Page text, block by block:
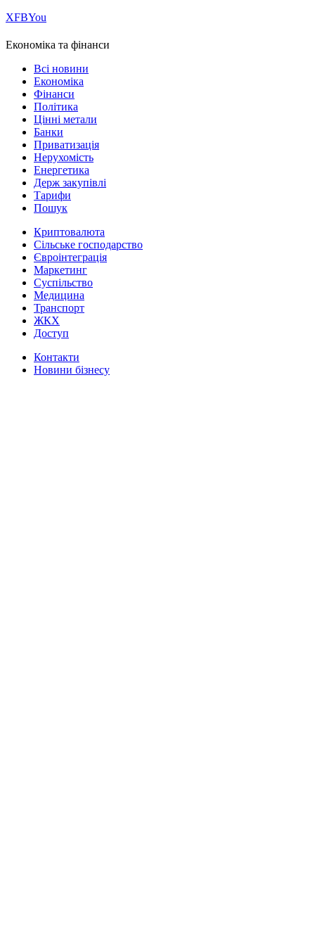
ХFBYou
Економіка та фінанси
Всі новини
Економіка
Фінанси
Політика
Цінні метали
Банки
Приватизація
Нерухомість
Енергетика
Держ закупівлі
Тарифи
Пошук
Криптовалюта
Сільське господарство
Євроінтеграція
Маркетинг
Суспільство
Медицина
Транспорт
ЖКХ
Доступ
Контакти
Новини бізнесу